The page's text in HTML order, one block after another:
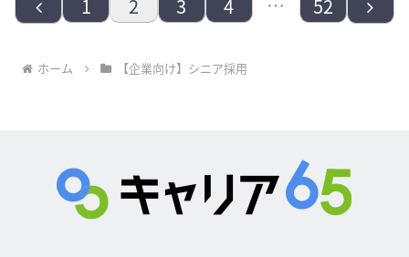
1 2 3 4 52
ホーム 【企業向け】シニア採用